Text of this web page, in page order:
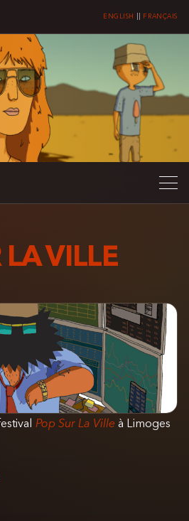
ENGLISH FRANÇAIS
LA VILLE
Pop Sur La Ville à Limoges